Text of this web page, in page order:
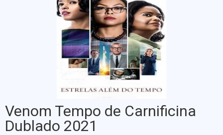
Venom Tempo de Carnificina
Dublado 2021